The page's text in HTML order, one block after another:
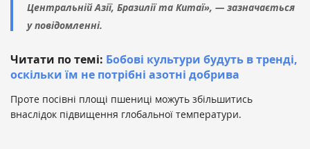
Центральній Азії, Бразилії та Китаї», — зазначається
у повідомленні.
Читати по темі: Бобові культури будуть в тренді,
оскільки їм не потрібні азотні добрива
Проте посівні площі пшениці можуть збільшитись
внаслідок підвищення глобальної температури.